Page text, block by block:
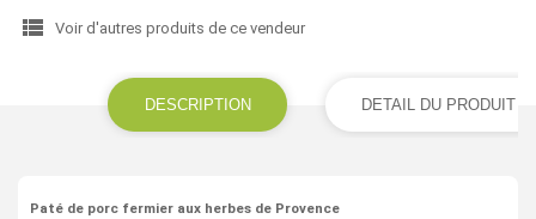
view_list
Voir d'autres produits de ce vendeur
DESCRIPTION DETAIL DU PRODUIT
Paté de porc fermier aux herbes de Provence